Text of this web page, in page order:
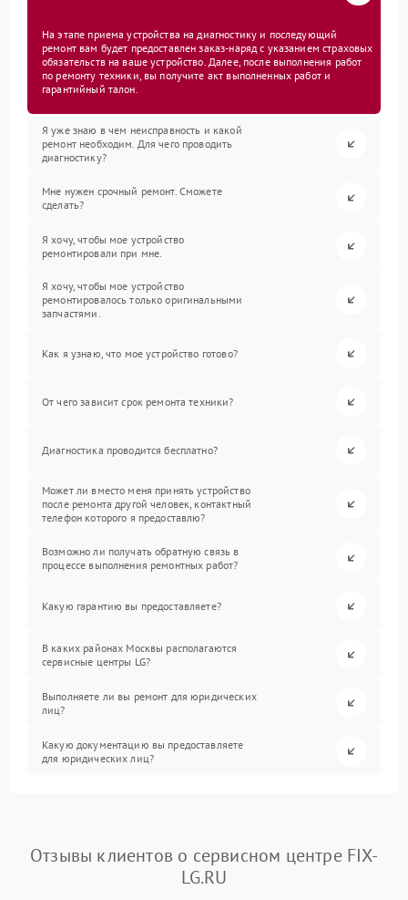
На этапе приема устройства на диагностику и последующий
ремонт вам будет предоставлен заказ-наряд с указанием страховых
обязательств на ваше устройство. Далее, после выполнения работ
по ремонту техники, вы получите акт выполненных работ и
гарантийный талон.
Я уже знаю в чем неисправность и какой
ремонт необходим. Для чего проводить
диагностику?
Мне нужен срочный ремонт. Сможете
сделать?
Я хочу, чтобы мое устройство
ремонтировали при мне.
Я хочу, чтобы мое устройство
ремонтировалось только оригинальными
запчастями.
Как я узнаю, что мое устройство готово?
От чего зависит срок ремонта техники?
Диагностика проводится бесплатно?
Может ли вместо меня принять устройство
после ремонта другой человек, контактный
телефон которого я предоставлю?
Возможно ли получать обратную связь в
процессе выполнения ремонтных работ?
Какую гарантию вы предоставляете?
В каких районах Москвы располагаются
сервисные центры LG?
Выполняете ли вы ремонт для юридических
лиц?
Какую документацию вы предоставляете
для юридических лиц?
Отзывы клиентов о сервисном центре FIX-
LG.RU